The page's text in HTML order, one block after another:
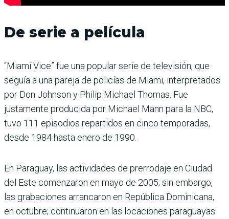
De serie a película
“Miami Vice” fue una popular serie de televisión, que
seguía a una pareja de policías de Miami, interpretados
por Don Johnson y Philip Michael Thomas. Fue
justamente producida por Michael Mann para la NBC,
tuvo 111 episodios repartidos en cinco temporadas,
desde 1984 hasta enero de 1990.
En Paraguay, las actividades de prerrodaje en Ciudad
del Este comenzaron en mayo de 2005; sin embargo,
las grabaciones arrancaron en República Dominicana,
en octubre; continuaron en las locaciones paraguayas